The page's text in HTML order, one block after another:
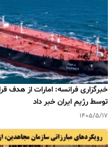
خبرگزاری فرانسه: امارات از هدف
توسط رژیم ایران خبر داد
۱۴۰۵/۵/۱۷